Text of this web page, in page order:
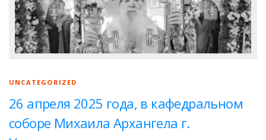
UNCATEGORIZED
26 апреля 2025 года, в кафедральном
соборе Михаила Архангела г.